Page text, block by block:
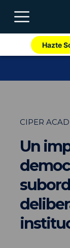
Hazte
CIPER
Un